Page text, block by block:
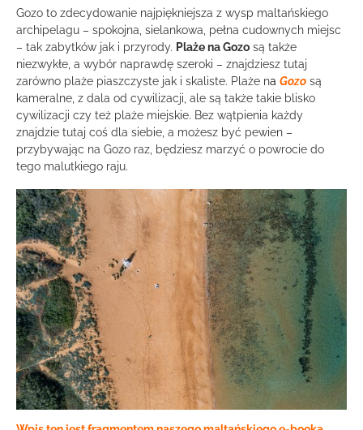
Gozo to zdecydowanie najpiękniejsza z wysp maltańskiego
archipelagu – spokojna, sielankowa, pełna cudownych miejsc
– tak zabytków jak i przyrody. Plaże na Gozo są także
niezwykłe, a wybór naprawdę szeroki – znajdziesz tutaj
zarówno plaże piaszczyste jak i skaliste. Plaże na Gozo są
kameralne, z dala od cywilizacji, ale są także takie blisko
cywilizacji czy też plaże miejskie. Bez wątpienia każdy
znajdzie tutaj coś dla siebie, a możesz być pewien –
przybywając na Gozo raz, będziesz marzyć o powrocie do
tego malutkiego raju.